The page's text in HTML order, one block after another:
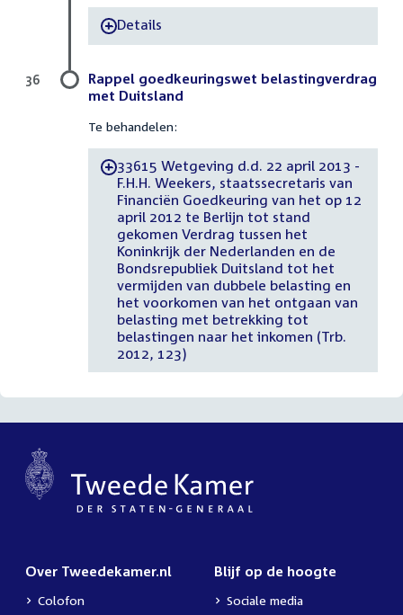
-Details
Rappel goedkeuringswet belastingverdrag
met Duitsland
Te behandelen:
-33615 Wetgeving d.d. 22 april 2013 -
F.H.H. Weekers, staatssecretaris van
Financiën Goedkeuring van het op 12
april 2012 te Berlijn tot stand
gekomen Verdrag tussen het
Koninkrijk der Nederlanden en de
Bondsrepubliek Duitsland tot het
vermijden van dubbele belasting en
het voorkomen van het ontgaan van
belasting met betrekking tot
belastingen naar het inkomen (Trb.
2012, 123)
36
Over Tweedekamer.nl
Colofon
Blijf op de hoogte
Sociale media